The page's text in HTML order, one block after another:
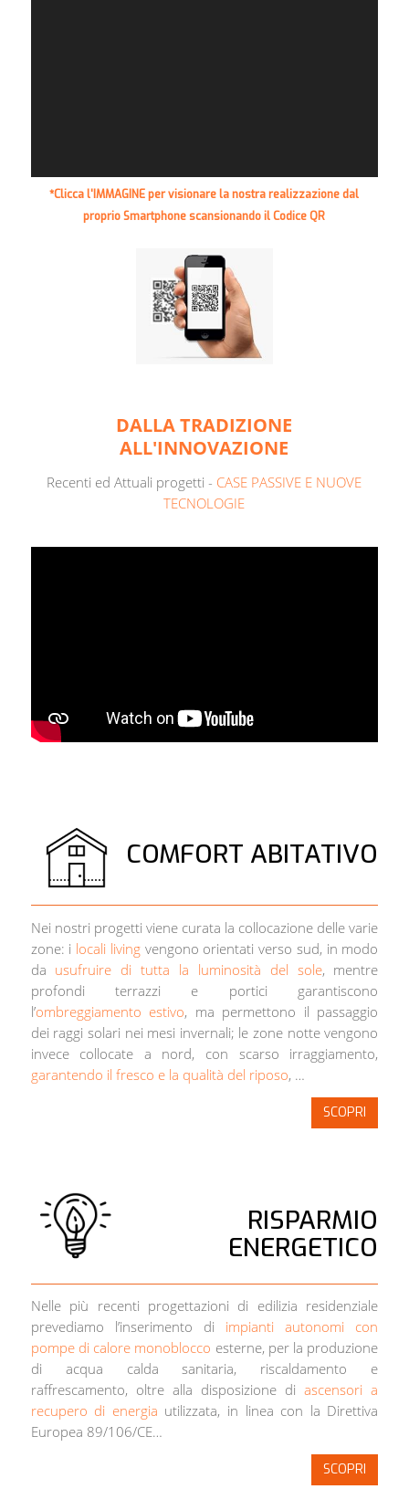
*Clicca l'IMMAGINE per visionare la nostra realizzazione dal
proprio Smartphone scansionando il Codice QR
DALLA TRADIZIONE
ALL'INNOVAZIONE
Recenti ed Attuali progetti - CASE PASSIVE E NUOVE
TECNOLOGIE
COMFORT ABITATIVO
Nei nostri progetti viene curata la collocazione delle varie
zone: i locali livingvengono orientati verso sud, in modo
da usufruire di tutta la luminosità del sole, mentre
profondi terrazzi e portici garantiscono
l’ombreggiamento estivo, ma permettono il passaggio
dei raggi solari nei mesi invernali; le zone notte vengono
invece collocate a nord, con scarso irraggiamento,
garantendo il fresco e la qualità del riposo, …
SCOPRI
RISPARMIO
ENERGETICO
Nelle più recenti progettazioni di edilizia residenziale
prevediamo l’inserimento di impianti autonomi con
pompe di calore monoblocco esterne, per la produzione
di acqua calda sanitaria, riscaldamento e
raffrescamento, oltre alla disposizione diascensori a
recupero di energia utilizzata, in linea con la Direttiva
Europea 89/106/CE…
SCOPRI